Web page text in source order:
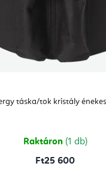
táska/tok kristály
Raktáron (1 db)
Ft25 600